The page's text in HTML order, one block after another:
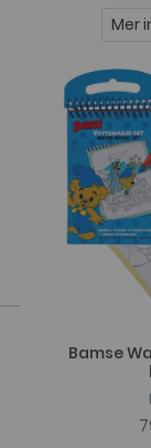
Mer
Bamse